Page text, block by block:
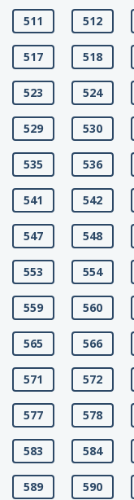
511 512
517 518
523 524
529 530
535 536
541 542
547 548
553 554
559 560
565 566
571 572
577 578
583 584
589 590